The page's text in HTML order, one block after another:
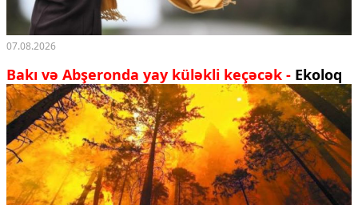
07.08.2026
Bakı və Abşeronda yay küləkli keçəcək - Ekoloq